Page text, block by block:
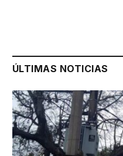
ÚLTIMAS NOTICIAS